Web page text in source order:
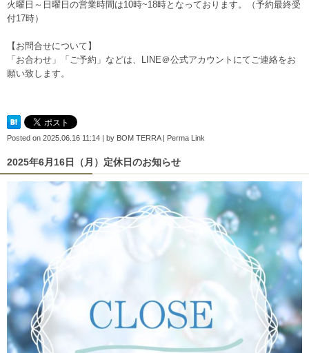
火曜日～日曜日の営業時間は10時~18時となっております。（予約最終受
付17時）
【お問合せについて】
「お合わせ」「ご予約」などは、 LINE＠公式アカウント にてご連絡をお
願い致します。
Posted on 2025.06.16 11:14 | by BOM TERRA| Perma Link
2025年6月16日（月）定休日のお知らせ